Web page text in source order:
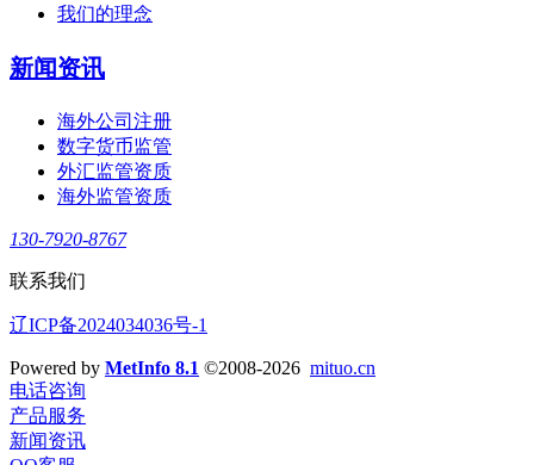
我们的理念
新闻资讯
海外公司注册
数字货币监管
外汇监管资质
海外监管资质
130-7920-8767
联系我们
辽ICP备2024034036号-1
Powered by MetInfo 8.1 ©2008-2026 mituo.cn
电话咨询
产品服务
新闻资讯